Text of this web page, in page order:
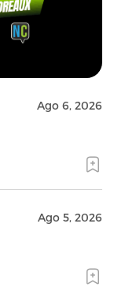
Ago 6, 2026
Ago 5, 2026